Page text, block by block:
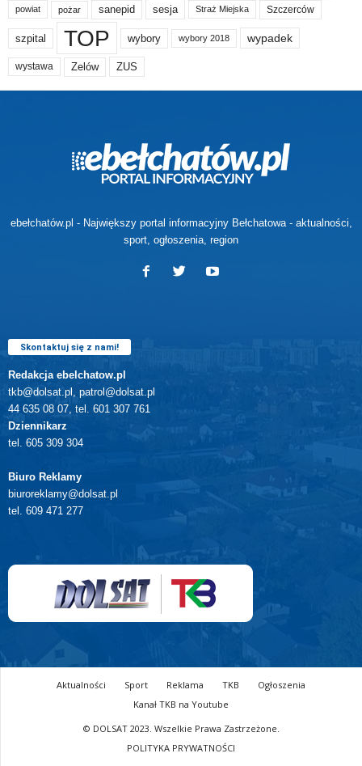
powiat pożar sanepid sesja Straż Miejska Szczerców
szpital TOP wybory wybory 2018 wypadek
wystawa Zelów ZUS
ebełchatów.pl - Największy portal informacyjny Bełchatowa - aktualności,
sport, ogłoszenia, region
Skontaktuj się z nami!
Redakcja ebelchatow.pl
tkb@dolsat.pl, patrol@dolsat.pl
44 635 08 07, tel. 601 307 761
Dziennikarz
tel. 605 309 304
Biuro Reklamy
biuroreklamy@dolsat.pl
tel. 609 471 277
Aktualności Sport Reklama TKB
Ogłoszenia
Kanał TKB na Youtube
© DOLSAT 2023. Wszelkie Prawa Zastrzeżone.
POLITYKA PRYWATNOŚCI